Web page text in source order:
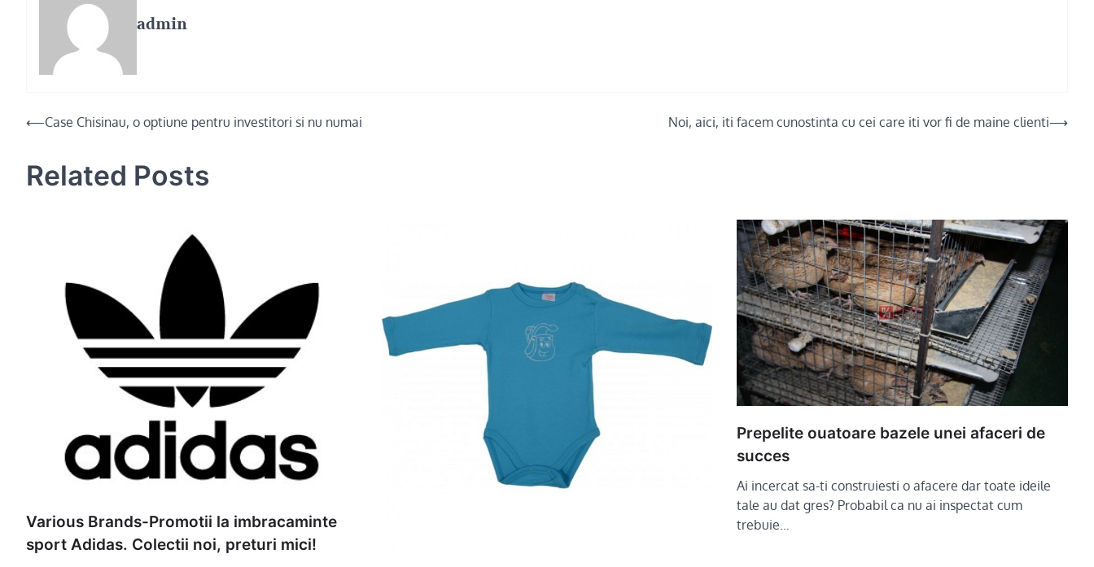
admin
Post
⟵Case Chisinau, o optiune pentru investitori si nu numai Noi, aici, iti facem cunostinta cu cei care iti vor fi de maine clienti⟶
Related Posts
Various Brands-Promotii la imbracaminte
sport Adidas. Colectii noi, preturi mici!
Prepelite ouatoare bazele unei afaceri de
succes
Ai incercat sa-ti construiesti o afacere dar toate ideile
tale au dat gres? Probabil ca nu ai inspectat cum
trebuie…